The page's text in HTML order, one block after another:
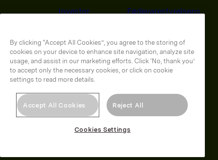
Investor
Fødevarestyrelsens
Behandling af
personoplysninger
Energi-og Klimasyn
2025
Orkla on Twitter
Orkla on instagram
© 2026 Orkla. All rights reserved
By clicking “Accept All Cookies”, you agree to the storing of
cookies on your device to enhance site navigation, analyze site
usage, and assist in our marketing efforts. Click ‘No, thank you’
to accept only the necessary cookies, or click on cookie
settings to read more details.
Accept All Cookies Reject All
Cookies Settings